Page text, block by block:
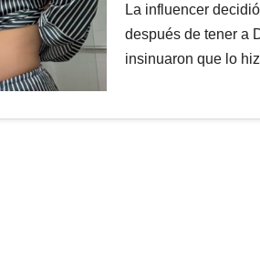
La influencer
después de tener a
insinuaron que lo